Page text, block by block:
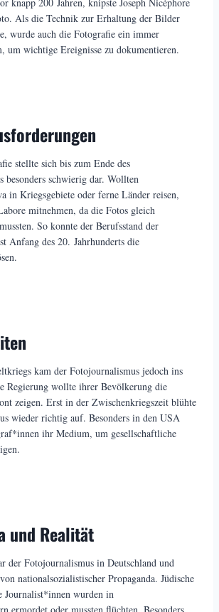
Als die Technik zur Erhaltung der Bilder
wurde auch die Fotografie ein immer
um wichtige Ereignisse zu dokumentieren.
stellte sich bis zum Ende des
besonders schwierig dar. Wollten
in Kriegsgebiete oder ferne Länder reisen,
mitnehmen, da die Fotos gleich
So konnte der Berufsstand der
Anfang des 20. Jahrhunderts die
kam der Fotojournalismus jedoch ins
Regierung wollte ihrer Bevölkerung die
zeigen. Erst in der Zwischenkriegszeit blühte
wieder richtig auf. Besonders in den USA
ihr Medium, um gesellschaftliche
und Realität
der Fotojournalismus in Deutschland und
nationalsozialistischer Propaganda. Jüdische
Journalist*innen wurden in
ermordet oder mussten flüchten. Besonders